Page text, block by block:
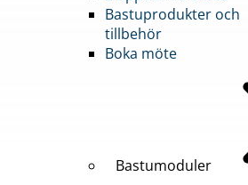
Bastuprodukter och
tillbehör
Boka möte
Bastumoduler